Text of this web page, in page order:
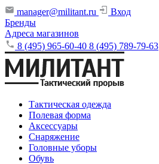
manager@militant.ru
Вход
Бренды
Адреса магазинов
8 (495) 965-60-40 8 (495) 789-79-63
Тактическая одежда
Полевая форма
Аксессуары
Снаряжение
Головные уборы
Обувь